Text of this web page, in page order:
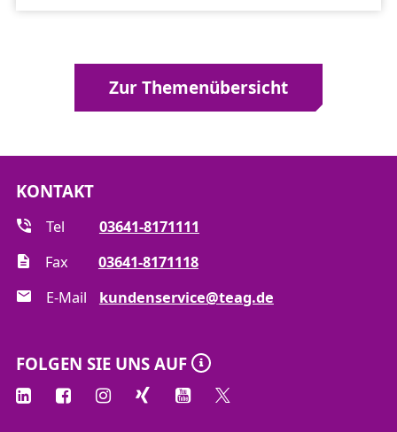
Zur Themenübersicht
KONTAKT
Tel
03641-8171111
Fax
03641-8171118
E-Mail
kundenservice@teag.de
FOLGEN SIE UNS AUF